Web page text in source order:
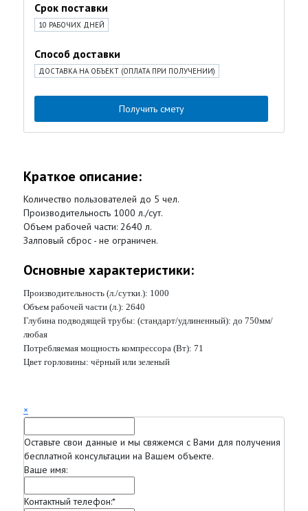
Срок поставки
10 РАБОЧИХ ДНЕЙ
Способ доставки
ДОСТАВКА НА ОБЪЕКТ (ОПЛАТА ПРИ ПОЛУЧЕНИИ)
Получить смету
Краткое описание:
Количество пользователей до 5 чел.
Производительность 1000 л./сут.
Объем рабочей части: 2640 л.
Залповый сброс - не ограничен.
Основные характеристики:
Производительность (л./сутки.): 1000
Объем рабочей части (л.): 2640
Глубина подводящей трубы: (стандарт/удлиненный): до 750мм/
любая
Потребляемая мощность компрессора (Вт): 71
Цвет горловины: чёрный или зеленый
×
Оставьте свои данные и мы свяжемся с Вами для получения
бесплатной консультации на Вашем объекте.
Ваше имя:
Контактный телефон:*